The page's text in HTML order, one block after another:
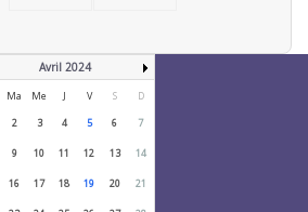
Avril 2024
Ma Me J V S
D
2 3 4 5 6 7
9 10 11 12 13 14
16 17 18 19 20 21